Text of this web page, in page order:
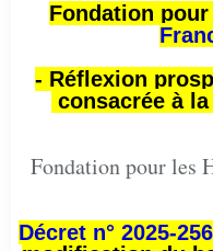
Fondation
- Réflexion
consacrée à
Fondation pour les
Décret n° 2025-